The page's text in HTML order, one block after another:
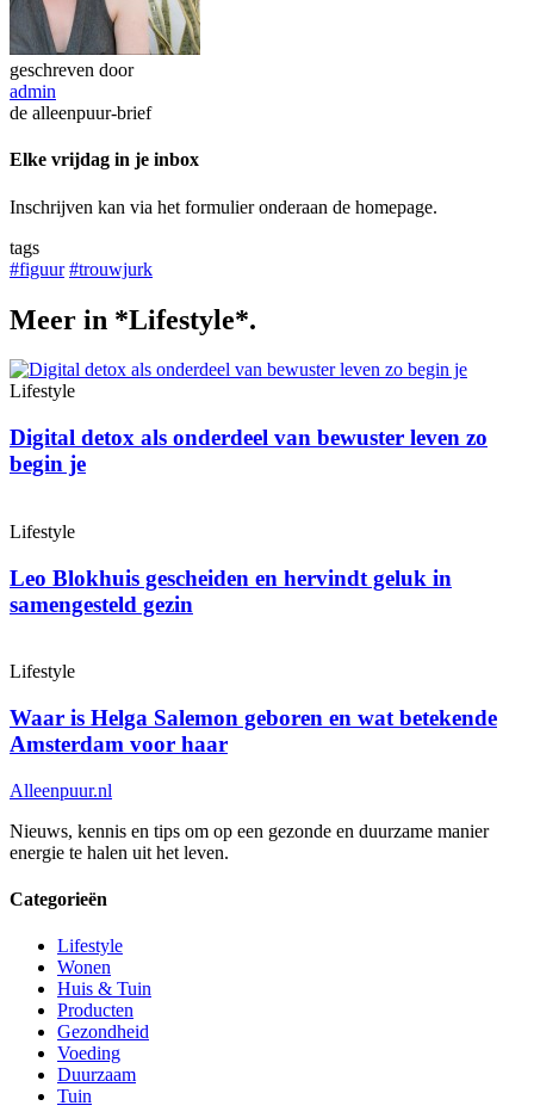
geschreven door
admin
de alleenpuur-brief
Elke vrijdag in je inbox
Inschrijven kan via het formulier onderaan de homepage.
tags
#figuur #trouwjurk
Meer in *Lifestyle*.
Lifestyle
Digital detox als onderdeel van bewuster leven zo
begin je
Lifestyle
Leo Blokhuis gescheiden en hervindt geluk in
samengesteld gezin
Lifestyle
Waar is Helga Salemon geboren en wat betekende
Amsterdam voor haar
Alleenpuur.nl
Nieuws, kennis en tips om op een gezonde en duurzame manier
energie te halen uit het leven.
Categorieën
Lifestyle
Wonen
Huis & Tuin
Producten
Gezondheid
Voeding
Duurzaam
Tuin